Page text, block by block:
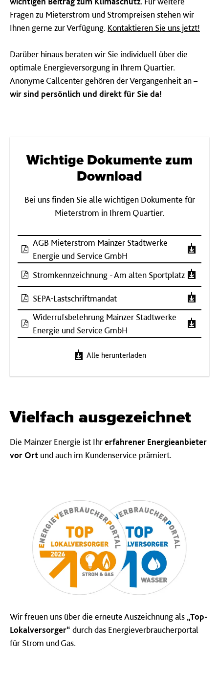
Fragen zu Mieterstrom und Strompreisen stehen wir
Ihnen gerne zur Verfügung. Kontaktieren Sie uns jetzt!
Darüber hinaus beraten wir Sie individuell über die
optimale Energieversorgung in Ihrem Quartier.
Anonyme Callcenter gehören der Vergangenheit an –
wir sind persönlich und direkt für Sie da!
Wichtige Dokumente zum
Download
Bei uns finden Sie alle wichtigen Dokumente für
Mieterstrom in Ihrem Quartier.
AGB Mieterstrom Mainzer Stadtwerke
Energie und Service GmbH
Stromkennzeichnung - Am alten Sportplatz
SEPA-Lastschriftmandat
Widerrufsbelehrung Mainzer Stadtwerke
Energie und Service GmbH
Alle herunterladen
Vielfach ausgezeichnet
Die Mainzer Energie ist Ihrerfahrener Energieanbieter
vor Ort und auch im Kundenservice prämiert.
Wir freuen uns über die erneute Auszeichnung als „Top-
Lokalversorger“ durch das Energieverbraucherportal
für Strom und Gas.